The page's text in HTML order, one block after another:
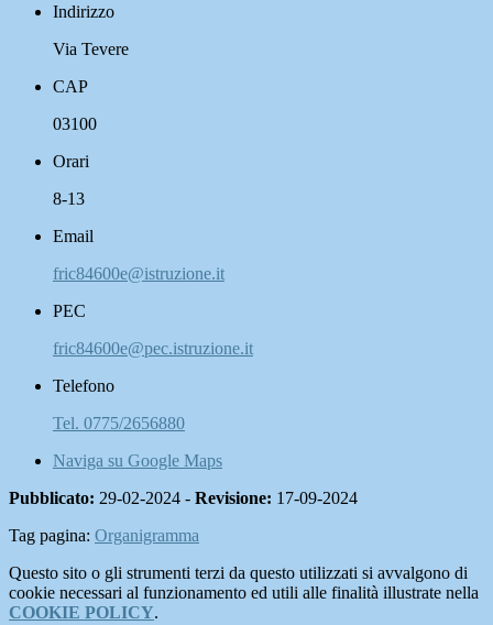
Indirizzo
Via Tevere
CAP
03100
Orari
8-13
Email
fric84600e@istruzione.it
PEC
fric84600e@pec.istruzione.it
Telefono
Tel. 0775/2656880
Naviga su Google Maps
Pubblicato: 29-02-2024 - Revisione: 17-09-2024
Tag pagina: Organigramma
Questo sito o gli strumenti terzi da questo utilizzati si avvalgono di
cookie necessari al funzionamento ed utili alle finalità illustrate nella
COOKIE POLICY.